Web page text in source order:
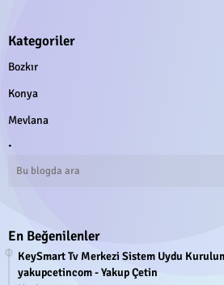
Kategoriler
Bozkır
Konya
Mevlana
.
En Beğenilenler
KeySmart Tv Merkezi Sistem Uydu
yakupcetincom - Yakup Çetin